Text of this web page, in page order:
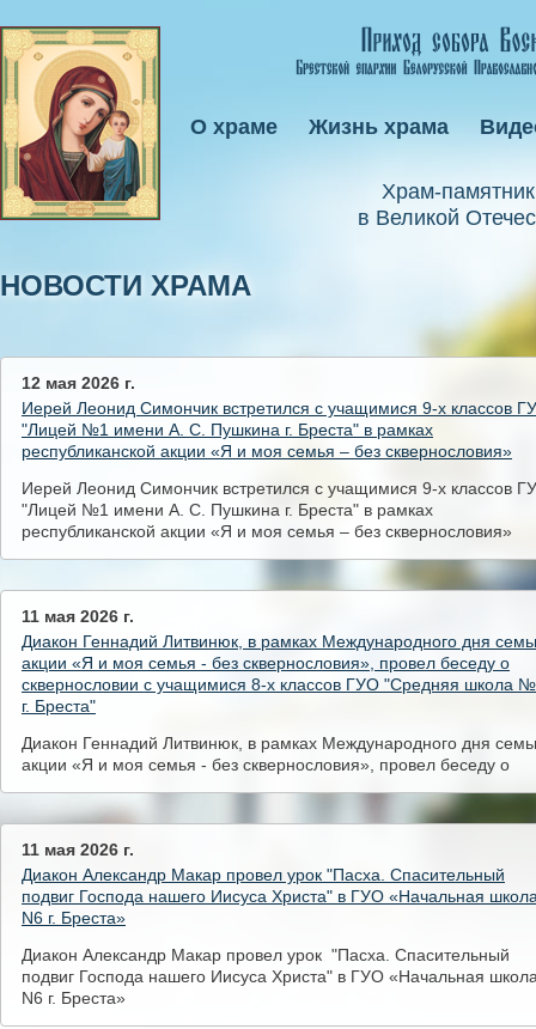
Xрам-
в Великой
О храме Жизнь храма
НОВОСТИ ХРАМА
12 мая 2026 г.
Иерей Леонид Симончик встретился с учащимися 9-х классов
"Лицей №1 имени А. С. Пушкина г. Бреста" в рамках
республиканской акции «Я и моя семья – без сквернословия»
Иерей Леонид Симончик встретился с учащимися 9-х классов
"Лицей №1 имени А. С. Пушкина г. Бреста" в рамках
республиканской акции «Я и моя семья – без сквернословия»
11 мая 2026 г.
Диакон Геннадий Литвинюк, в рамках Международного дня
акции «Я и моя семья - без сквернословия», провел беседу о
сквернословии с учащимися 8-х классов ГУО "Средняя школа
г. Бреста"
Диакон Геннадий Литвинюк, в рамках Международного дня
акции «Я и моя семья - без сквернословия», провел беседу о
г. Бреста"
11 мая 2026 г.
Диакон Александр Макар провел урок "Пасха. Спасительный
подвиг Господа нашего Иисуса Христа" в ГУО «Начальная
N6 г. Бреста»
Диакон Александр Макар провел урок "Пасха. Спасительный
подвиг Господа нашего Иисуса Христа" в ГУО «Начальная
N6 г. Бреста»